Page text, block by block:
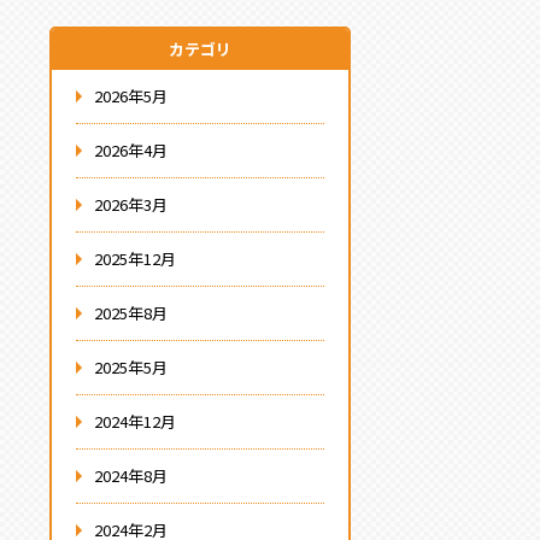
カテゴリ
2026年5月
2026年4月
2026年3月
2025年12月
2025年8月
2025年5月
2024年12月
2024年8月
2024年2月